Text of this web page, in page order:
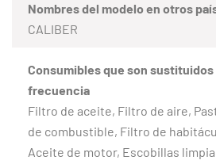
Nombres del modelo en otros
CALIBER
Consumibles que son sustituidos
frecuencia
Filtro de aceite, Filtro de aire,
de combustible, Filtro de
Aceite de motor, Escobillas